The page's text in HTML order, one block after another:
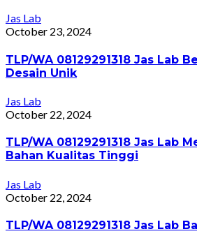
Jas Lab
October 23, 2024
TLP/WA 08129291318 Jas Lab
Desain Unik
Jas Lab
October 22, 2024
TLP/WA 08129291318 Jas Lab
Bahan Kualitas Tinggi
Jas Lab
October 22, 2024
TLP/WA 08129291318 Jas Lab